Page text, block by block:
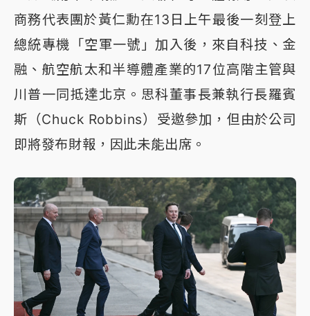
商務代表團於黃仁勳在13日上午最後一刻登上
總統專機「空軍一號」加入後，來自科技、金
融、航空航太和半導體產業的17位高階主管與
川普一同抵達北京。思科董事長兼執行長羅賓
斯（Chuck Robbins）受邀參加，但由於公司
即將發布財報，因此未能出席。